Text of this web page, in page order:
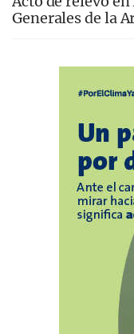
Generales de la